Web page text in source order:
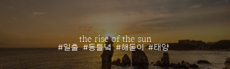
the rise of the sun
#일출 #동틀녘 #해돋이 #태양